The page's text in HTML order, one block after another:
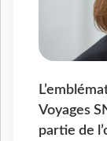
Voyages
partie de